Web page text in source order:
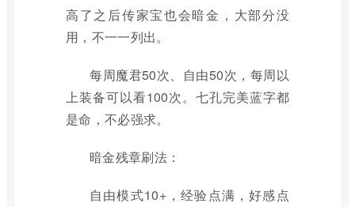
高了之后传家宝也会暗金，大部分没
用，不一一列出。
每周魔君50次、自由50次，每周以
上装备可以看100次。七孔完美蓝字都
是命，不必强求。
暗金残章刷法：
自由模式10+，经验点满，好感点